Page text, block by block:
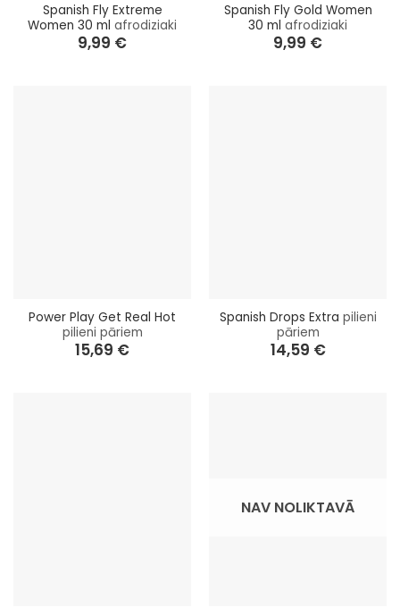
Spanish Fly Extreme
Women 30 ml afrodiziaki
9,99 €
Spanish Fly Gold Women
30 ml afrodiziaki
9,99 €
Power Play Get Real Hot
pilieni pāriem
15,69 €
Spanish Drops Extra pilieni
pāriem
14,59 €
NAV NOLIKTAVĀ